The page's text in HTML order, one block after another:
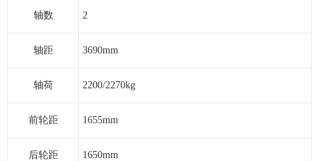
轴数 2
轴距 3690mm
轴荷 2200/2270kg
前轮距 1655mm
后轮距 1650mm